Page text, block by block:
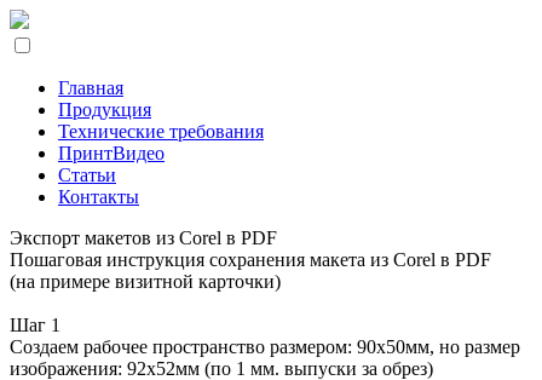
Главная
Продукция
Технические требования
ПринтВидео
Статьи
Контакты
Экспорт макетов из Corel в PDF
Пошаговая инструкция сохранения макета из Corel в PDF
(на примере визитной карточки)
Шаг 1
Создаем рабочее пространство размером: 90х50мм, но размер
изображения: 92х52мм (по 1 мм. выпуски за обрез)